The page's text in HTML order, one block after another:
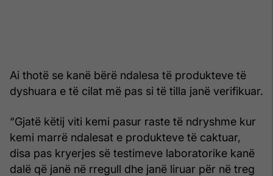
Ai thotë se kanë bërë ndalesa të produkteve të
dyshuara e të cilat më pas si të tilla janë verifikuar.
“Gjatë këtij viti kemi pasur raste të ndryshme kur
kemi marrë ndalesat e produkteve të caktuar,
disa pas kryerjes së testimeve laboratorike kanë
dalë që janë në rregull dhe janë liruar për në treg